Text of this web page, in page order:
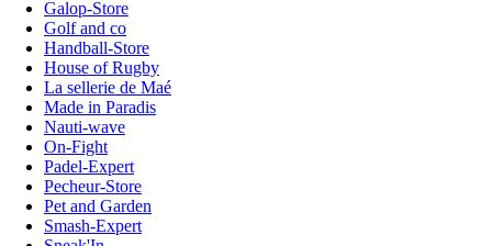
Galop-Store
Golf and co
Handball-Store
House of Rugby
La sellerie de Maé
Made in Paradis
Nauti-wave
On-Fight
Padel-Expert
Pecheur-Store
Pet and Garden
Smash-Expert